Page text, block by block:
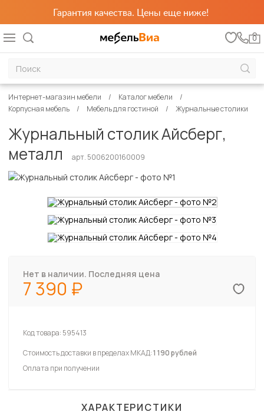
Гарантия качества. Цены еще ниже!
0
Интернет-магазин мебели
Каталог мебели
Корпусная мебель
Мебель для гостиной Журнальные столики
Журнальный столик Айсберг,
металл
арт. 5006200160009
Нет в наличии. Последняя цена
7 390
Код товара: 595413
Стоимость доставки в пределах МКАД:1 190 рублей
Оплата при получении
ХАРАКТЕРИСТИКИ